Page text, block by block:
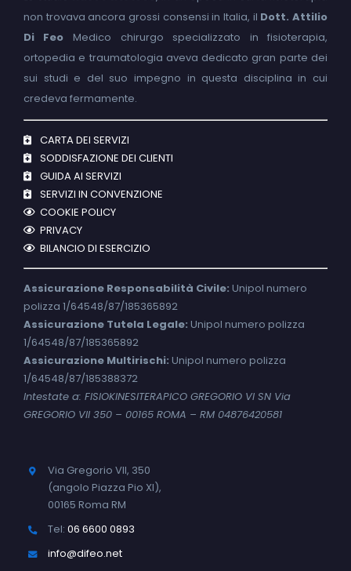
non trovava ancora grossi consensi in Italia, il Dott. Attilio
Di Feo Medico chirurgo specializzato in fisioterapia,
ortopedia e traumatologia aveva dedicato gran parte dei
sui studi e del suo impegno in questa disciplina in cui
credeva fermamente.
CARTA DEI SERVIZI
SODDISFAZIONE DEI CLIENTI
GUIDA AI SERVIZI
SERVIZI IN CONVENZIONE
COOKIE POLICY
PRIVACY
BILANCIO DI ESERCIZIO
Assicurazione Responsabilità Civile: Unipol numero
polizza 1/64548/87/185365892
Assicurazione Tutela Legale: Unipol numero polizza
1/64548/87/185365892
Assicurazione Multirischi: Unipol numero polizza
1/64548/87/185388372
Intestate a: FISIOKINESITERAPICO GREGORIO VI SN Via
GREGORIO VII 350 – 00165 ROMA – RM 04876420581
Via Gregorio VII, 350
(angolo Piazza Pio XI),
00165 Roma RM
Tel: 06 6600 0893
info@difeo.net